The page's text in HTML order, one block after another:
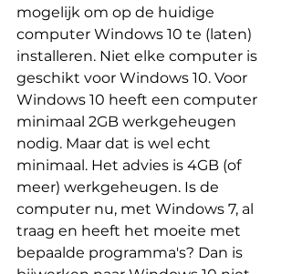
mogelijk om op de huidige
computer Windows 10 te (laten)
installeren. Niet elke computer is
geschikt voor Windows 10. Voor
Windows 10 heeft een computer
minimaal 2GB werkgeheugen
nodig. Maar dat is wel echt
minimaal. Het advies is 4GB (of
meer) werkgeheugen. Is de
computer nu, met Windows 7, al
traag en heeft het moeite met
bepaalde programma's? Dan is